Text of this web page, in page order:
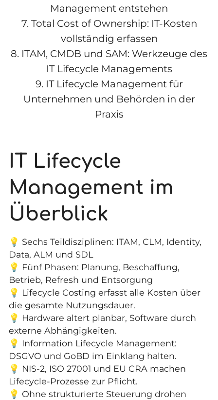
Management entstehen
7. Total Cost of Ownership: IT-Kosten
vollständig erfassen
8. ITAM, CMDB und SAM: Werkzeuge des
IT Lifecycle Managements
9. IT Lifecycle Management für
Unternehmen und Behörden in der
Praxis
IT Lifecycle
Management im
Überblick
💡 Sechs Teildisziplinen: ITAM, CLM, Identity,
Data, ALM und SDL
💡 Fünf Phasen: Planung, Beschaffung,
Betrieb, Refresh und Entsorgung
💡 Lifecycle Costing erfasst alle Kosten über
die gesamte Nutzungsdauer.
💡 Hardware altert planbar, Software durch
externe Abhängigkeiten.
💡 Information Lifecycle Management:
DSGVO und GoBD im Einklang halten.
💡 NIS-2, ISO 27001 und EU CRA machen
Lifecycle-Prozesse zur Pflicht.
💡 Ohne strukturierte Steuerung drohen